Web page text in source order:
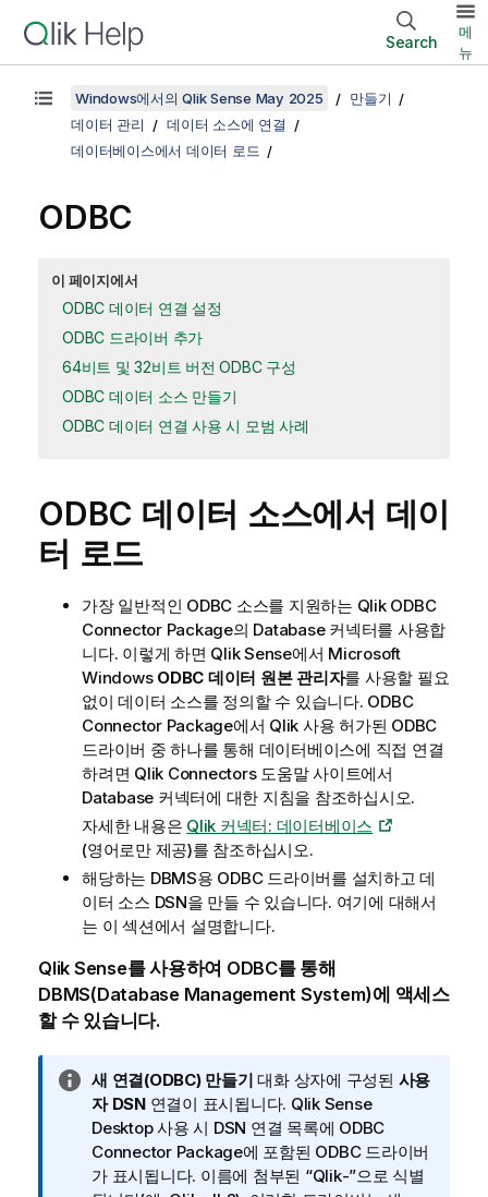
Search
메
뉴
Windows에서의 Qlik Sense May 2025
만들기
데이터 관리
데이터 소스에 연결
데이터베이스에서 데이터 로드
ODBC
이 페이지에서
ODBC 데이터 연결 설정
ODBC 드라이버 추가
64비트 및 32비트 버전 ODBC 구성
ODBC 데이터 소스 만들기
ODBC 데이터 연결 사용 시 모범 사례
ODBC 데이터 소스에서 데이
터 로드
가장 일반적인 ODBC 소스를 지원하는 Qlik ODBC
Connector Package의 Database커넥터를 사용합
니다. 이렇게 하면 Qlik Sense에서 Microsoft
Windows ODBC 데이터 원본 관리자를 사용할 필요
없이 데이터 소스를 정의할 수 있습니다. ODBC
Connector Package에서 Qlik 사용 허가된 ODBC
드라이버 중 하나를 통해 데이터베이스에 직접 연결
하려면 Qlik Connectors도움말 사이트에서
Database 커넥터에 대한 지침을 참조하십시오.
자세한 내용은 Qlik 커넥터: 데이터베이스
(영어로만 제공)를 참조하십시오.
해당하는 DBMS용 ODBC드라이버를 설치하고 데
이터 소스 DSN을 만들 수 있습니다. 여기에 대해서
는 이 섹션에서 설명합니다.
Qlik Sense를 사용하여 ODBC를 통해
DBMS(Database Management System)에 액세스
할 수 있습니다.
정
보
메
모
새 연결(ODBC) 만들기 대화 상자에 구성된 사용
자 DSN연결이 표시됩니다. Qlik Sense
Desktop사용 시 DSN 연결 목록에 ODBC
Connector Package에 포함된 ODBC드라이버
가 표시됩니다. 이름에 첨부된 “Qlik-”으로 식별